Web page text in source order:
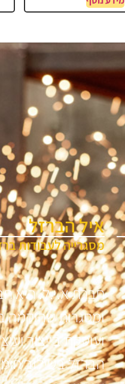
איל הברזל
מסגרייה לעבודות
חברת א.י.ל. היא
ועוסקת בייצור
הברזל בשילוב